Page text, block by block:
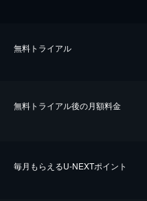
無料トライアル
無料トライアル後の⽉額料金
毎⽉もらえるU-NEXTポイント